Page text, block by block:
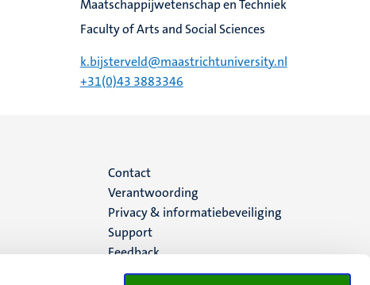
Maatschappijwetenschap en Techniek
Faculty of Arts and Social Sciences
k.bijsterveld@maastrichtuniversity.nl
+31(0)43 3883346
Menu
footer
(NL)
Contact
Verantwoording
Privacy & informatiebeveiliging
Support
Feedback